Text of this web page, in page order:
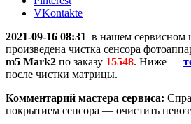
VKontakte
2021-09-16 08:31 в нашем сервисном
произведена чистка сенсора
m5 Mark2 по заказу 15548. Ниже —
после чистки матрицы.
Комментарий мастера сервиса:
покрытием сенсора — очистить